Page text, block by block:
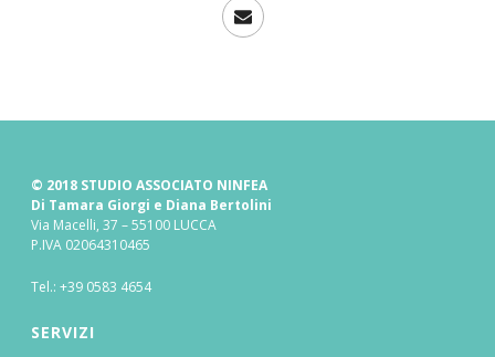
© 2018 STUDIO ASSOCIATO NINFEA
Di Tamara Giorgi e Diana Bertolini
Via Macelli, 37 – 55100 LUCCA
P.IVA 02064310465
Tel.:+39 0583 4654
SERVIZI